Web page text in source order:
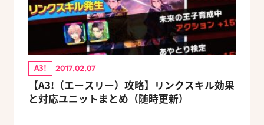
A3! 2017.02.07
【A3!（エースリー）攻略】リンクスキル効果
と対応ユニットまとめ（随時更新）